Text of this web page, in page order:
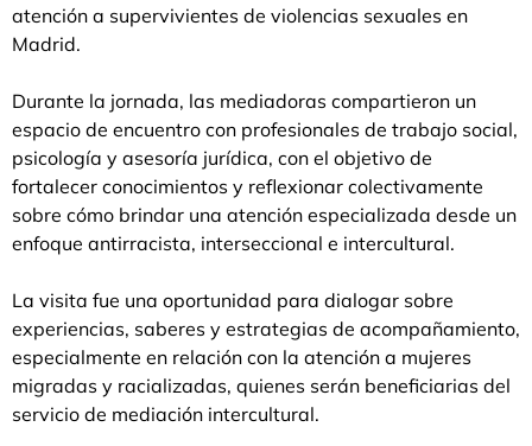
atención a supervivientes de violencias sexuales en
Madrid.
Durante la jornada, las mediadoras compartieron un
espacio de encuentro con profesionales de trabajo social,
psicología y asesoría jurídica, con el objetivo de
fortalecer conocimientos y reflexionar colectivamente
sobre cómo brindar una atención especializada desde un
enfoque antirracista, interseccional e intercultural.
La visita fue una oportunidad para dialogar sobre
experiencias, saberes y estrategias de acompañamiento,
especialmente en relación con la atención a mujeres
migradas y racializadas, quienes serán beneficiarias del
servicio de mediación intercultural.